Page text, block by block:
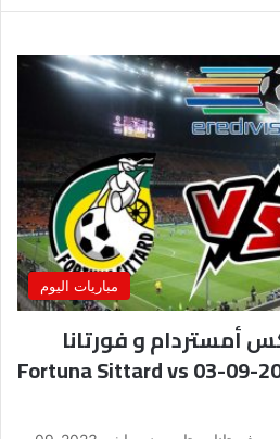
مباريات اليوم
أمستردام و فورتانا
سيتارد بث مباشر 2023-09-03 Fortuna Sittard vs